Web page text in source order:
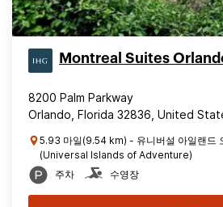
Montreal Suites
8200 Palm Parkway
Orlando, Florida 32836, United
5.93 마일(9.54 km) - 유니버설 아일랜드
(Universal Islands of Adventure)
주차
수영장